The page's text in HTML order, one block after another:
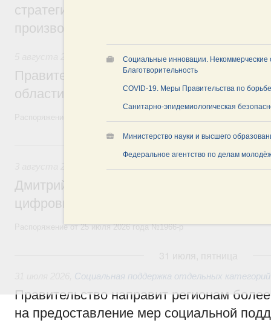
Социальные инновации. Некоммерческие
Благотворительность
COVID-19. Меры Правительства по
Санитарно-эпидемиологическая
Министерство науки и высшего
Федеральное агентство по делам
стратегической сессии, посвящённой
производительности труда
Национальный проект «Экологическое
Правительство увеличило объём
области в рамках федерального
Дмитрий Григоренко возглавил штаб по
цифровых платформ
Распоряжение от 25 июля 2026 года №1966-р
Социальная поддержка отдельных
Правительство направит регионам
на предоставление мер социальной